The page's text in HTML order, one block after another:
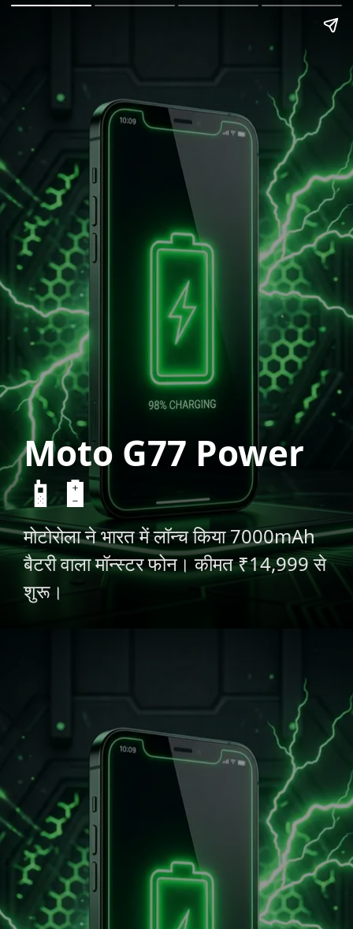
Moto G77 Power
📱🔋
मोटोरोला ने भारत में लॉन्च किया 7000mAh
बैटरी वाला मॉन्स्टर फोन। कीमत ₹14,999 से
शुरू।